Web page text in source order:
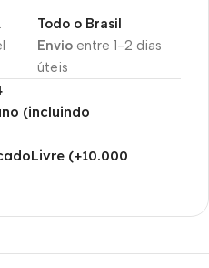
Envioentre 1-2 dias
úteis
Todo o Brasil
(incluindo
(+10.000